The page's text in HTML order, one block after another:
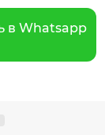
в Whatsapp